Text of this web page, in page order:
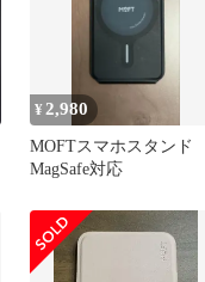
¥ 2,980
MOFTスマホスタンド
MagSafe対応